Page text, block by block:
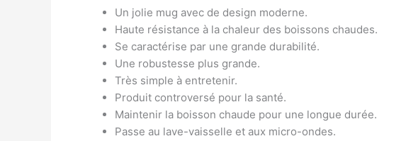
Un jolie mug avec de design moderne.
Haute résistance à la chaleur des boissons chaudes.
Se caractérise par une grande durabilité.
Une robustesse plus grande.
Très simple à entretenir.
Produit controversé pour la santé.
Maintenir la boisson chaude pour une longue durée.
Passe au lave-vaisselle et aux micro-ondes.